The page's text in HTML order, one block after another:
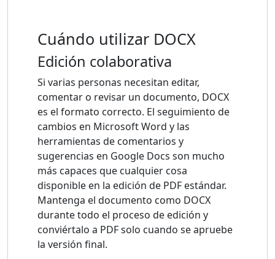
Cuándo utilizar DOCX
Edición colaborativa
Si varias personas necesitan editar,
comentar o revisar un documento, DOCX
es el formato correcto. El seguimiento de
cambios en Microsoft Word y las
herramientas de comentarios y
sugerencias en Google Docs son mucho
más capaces que cualquier cosa
disponible en la edición de PDF estándar.
Mantenga el documento como DOCX
durante todo el proceso de edición y
conviértalo a PDF solo cuando se apruebe
la versión final.